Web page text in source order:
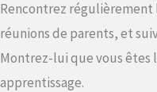
Rencontrez régulièrement
réunions de parents, et
Montrez-lui que vous êtes
apprentissage.